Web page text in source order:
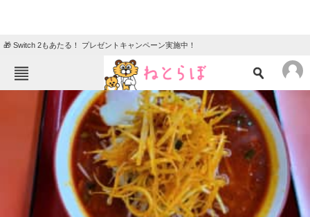
🎁 Switch 2もあたる！ プレゼントキャンペーン実施中！
ねとらぼメニュー
ニュース
エンタメ クイズ
地域
教育・育児